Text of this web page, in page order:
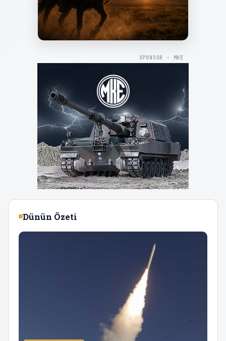
SPONSOR · MKE
Dünün Özeti